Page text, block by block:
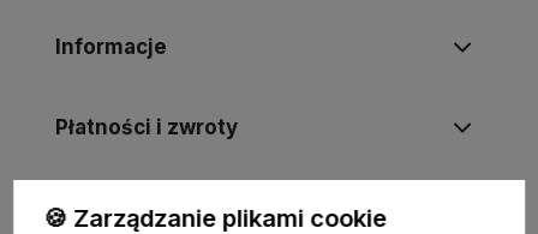
Informacje
Płatności i zwroty
Wsparcie
🍪 Zarządzanie plikami cookie